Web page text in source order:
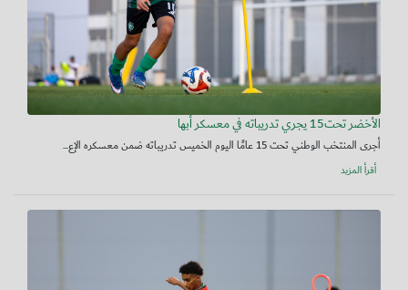
الأخضر تحت15 يجري تدريباته في معسكر أبها
أجرى المنتخب الوطني تحت 15 عامًا اليوم الخميس تدريباته ضمن معسكره الإع...
أقرأ المزيد